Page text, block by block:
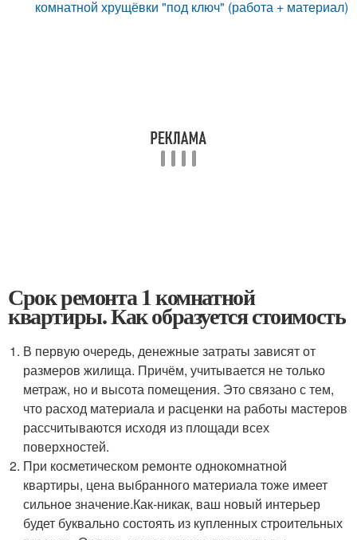
комнатной хрущёвки "под ключ" (работа + материал)
Срок ремонта 1 комнатной
квартиры. Как образуется стоимость
В первую очередь, денежные затраты зависят от
размеров жилища. Причём, учитывается не только
метраж, но и высота помещения. Это связано с тем,
что расход материала и расценки на работы мастеров
рассчитываются исходя из площади всех
поверхностей.
При косметическом ремонте однокомнатной
квартиры, цена выбранного материала тоже имеет
сильное значение.Как-никак, ваш новый интерьер
будет буквально состоять из купленных строительных